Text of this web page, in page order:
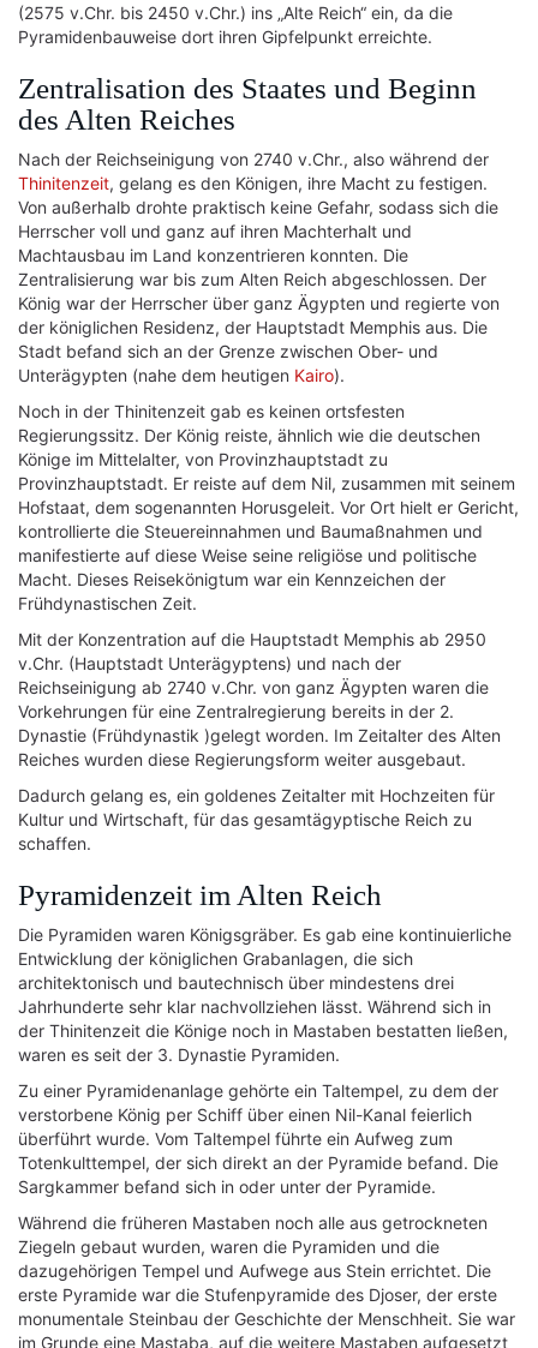
(2575 v.Chr. bis 2450 v.Chr.) ins „Alte Reich“ ein, da die
Pyramidenbauweise dort ihren Gipfelpunkt erreichte.
Zentralisation des Staates und Beginn
des Alten Reiches
Nach der Reichseinigung von 2740 v.Chr., also während der
Thinitenzeit, gelang es den Königen, ihre Macht zu festigen.
Von außerhalb drohte praktisch keine Gefahr, sodass sich die
Herrscher voll und ganz auf ihren Machterhalt und
Machtausbau im Land konzentrieren konnten. Die
Zentralisierung war bis zum Alten Reich abgeschlossen. Der
König war der Herrscher über ganz Ägypten und regierte von
der königlichen Residenz, der Hauptstadt Memphis aus. Die
Stadt befand sich an der Grenze zwischen Ober- und
Unterägypten (nahe dem heutigen Kairo).
Noch in der Thinitenzeit gab es keinen ortsfesten
Regierungssitz. Der König reiste, ähnlich wie die deutschen
Könige im Mittelalter, von Provinzhauptstadt zu
Provinzhauptstadt. Er reiste auf dem Nil, zusammen mit seinem
Hofstaat, dem sogenannten Horusgeleit. Vor Ort hielt er Gericht,
kontrollierte die Steuereinnahmen und Baumaßnahmen und
manifestierte auf diese Weise seine religiöse und politische
Macht. Dieses Reisekönigtum war ein Kennzeichen der
Frühdynastischen Zeit.
Mit der Konzentration auf die Hauptstadt Memphis ab 2950
v.Chr. (Hauptstadt Unterägyptens) und nach der
Reichseinigung ab 2740 v.Chr. von ganz Ägypten waren die
Vorkehrungen für eine Zentralregierung bereits in der 2.
Dynastie (Frühdynastik )gelegt worden. Im Zeitalter des Alten
Reiches wurden diese Regierungsform weiter ausgebaut.
Dadurch gelang es, ein goldenes Zeitalter mit Hochzeiten für
Kultur und Wirtschaft, für das gesamtägyptische Reich zu
schaffen.
Pyramidenzeit im Alten Reich
Die Pyramiden waren Königsgräber. Es gab eine kontinuierliche
Entwicklung der königlichen Grabanlagen, die sich
architektonisch und bautechnisch über mindestens drei
Jahrhunderte sehr klar nachvollziehen lässt. Während sich in
der Thinitenzeit die Könige noch in Mastaben bestatten ließen,
waren es seit der 3. Dynastie Pyramiden.
Zu einer Pyramidenanlage gehörte ein Taltempel, zu dem der
verstorbene König per Schiff über einen Nil-Kanal feierlich
überführt wurde. Vom Taltempel führte ein Aufweg zum
Totenkulttempel, der sich direkt an der Pyramide befand. Die
Sargkammer befand sich in oder unter der Pyramide.
Während die früheren Mastaben noch alle aus getrockneten
Ziegeln gebaut wurden, waren die Pyramiden und die
dazugehörigen Tempel und Aufwege aus Stein errichtet. Die
erste Pyramide war die Stufenpyramide des Djoser, der erste
monumentale Steinbau der Geschichte der Menschheit. Sie war
im Grunde eine Mastaba, auf die weitere Mastaben aufgesetzt